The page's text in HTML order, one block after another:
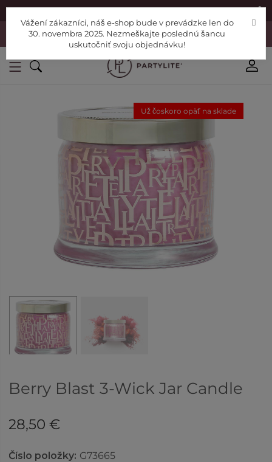
|
Vážení zákazníci, náš e-shop bude v prevádzke len do 30. novembra
2025. Nezmeškajte poslednú šancu uskutočniť svoju objednávku!
Už čoskoro opäť na sklade
Berry Blast 3-Wick Jar Candle
28,50 €
Číslo položky: G73665
Vážení zákazníci, náš e-shop bude v prevádzke len do
30. novembra 2025. Nezmeškajte poslednú šancu
uskutočniť svoju objednávku!